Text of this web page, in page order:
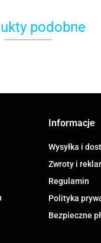
podobne
Informacje
Wysyłka i
Zwroty i
Regulamin
Polityka
Bezpieczne